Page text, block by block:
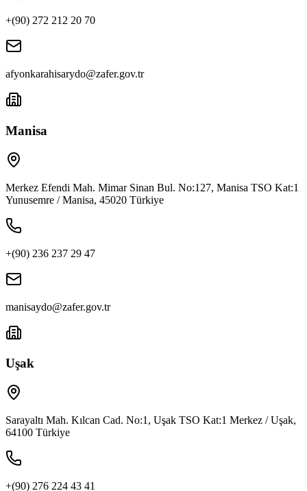
+(90) 272 212 20 70
afyonkarahisarydo@zafer.gov.tr
Manisa
Merkez Efendi Mah. Mimar Sinan Bul. No:127, Manisa TSO Kat:1
Yunusemre / Manisa, 45020 Türkiye
+(90) 236 237 29 47
manisaydo@zafer.gov.tr
Uşak
Sarayaltı Mah. Kılcan Cad. No:1, Uşak TSO Kat:1 Merkez / Uşak,
64100 Türkiye
+(90) 276 224 43 41